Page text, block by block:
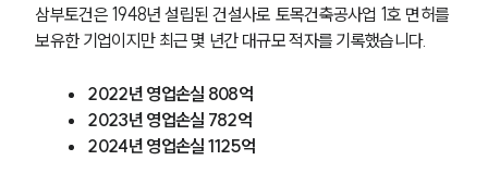
삼부토건은 1948년 설립된 건설사로 토목건축공사업 1호 면허를
보유한 기업이지만 최근 몇 년간 대규모 적자를 기록했습니다.
2022년 영업손실 808억
2023년 영업손실 782억
2024년 영업손실 1125억